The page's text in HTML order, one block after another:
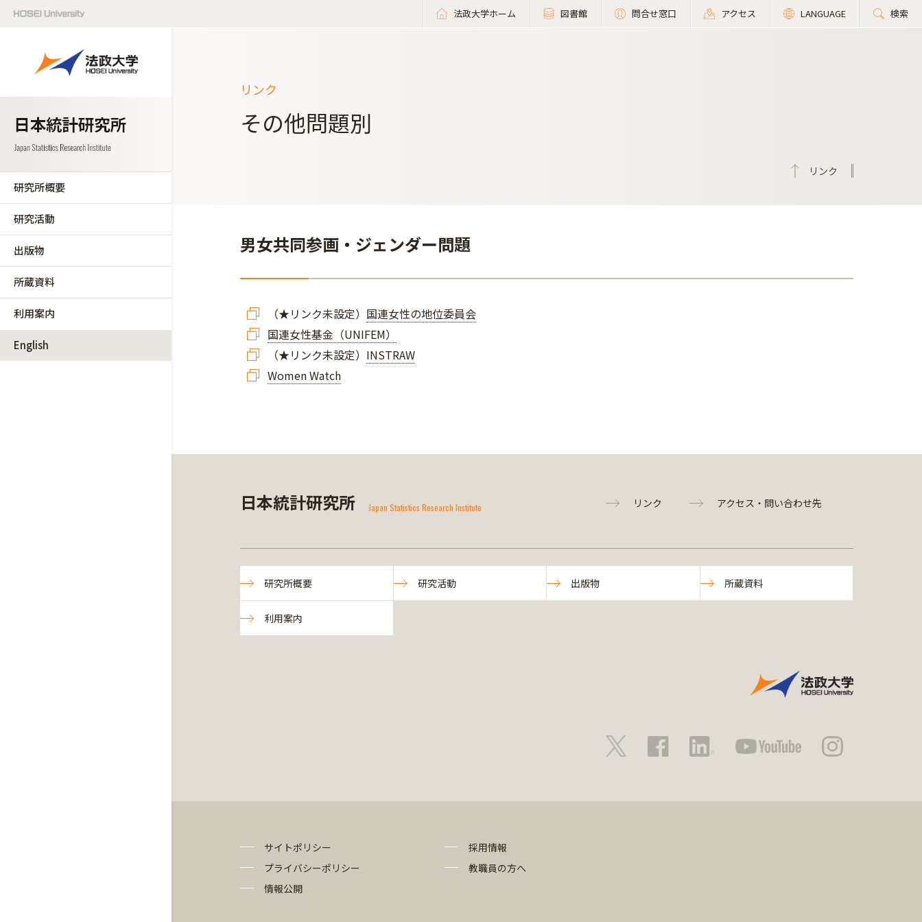
法政大学ホーム 図書館 問合せ窓口 アクセス LANGUAGE 検索
研究所概要
研究活動
出版物
所蔵資料
利用案内
English
リンク
その他問題別
リンク
男女共同参画・ジェンダー問題
（★リンク未設定） 国連女性の地位委員会
国連女性基金（UNIFEM）
（★リンク未設定） INSTRAW
Women Watch
日本統計研究所 Japan Statistics Research Institute リンク アクセス・問い合わせ先
研究所概要 研究活動 出版物 所蔵資料
利用案内
サイトポリシー
プライバシーポリシー
情報公開
採用情報
教職員の方へ